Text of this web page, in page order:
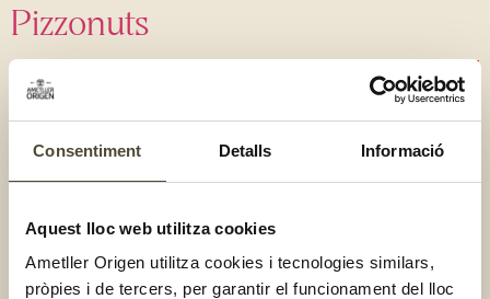
Consentiment Detalls Informació
Aquest lloc web utilitza cookies
Ametller Origen utilitza cookies i tecnologies similars,
pròpies i de tercers, per garantir el funcionament del lloc
Pizzonuts